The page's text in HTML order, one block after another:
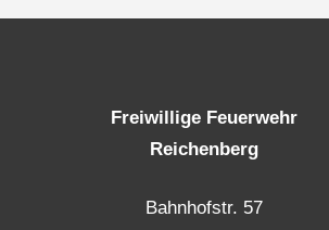
Freiwillige Feuerwehr
Reichenberg
Bahnhofstr. 57